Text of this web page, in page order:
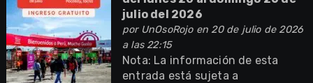
julio del 2026
por UnOsoRojoen 20 de julio de 2026
a las 22:15
Nota: La información de esta
entrada está sujeta a